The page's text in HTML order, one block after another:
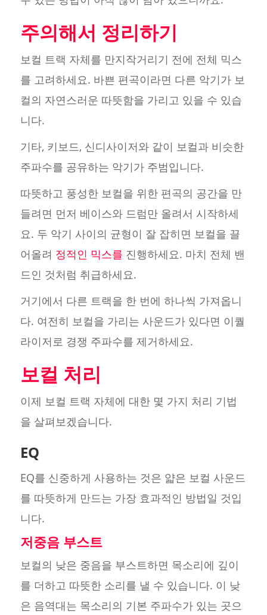
주의해서 정리하기
보컬 트랙 자체를 만지작거리기 전에 전체 믹스
를 고려하세요. 바쁜 편곡이라면 다른 악기가 보
컬의 자연스러운 따뜻함을 가리고 있을 수 있습
니다.
기타, 키보드, 신디사이저와 같이 보컬과 비슷한
주파수를 공유하는 악기가 주범입니다.
따뜻하고 풍성한 보컬을 위한 편곡의 공간을 만
들려면 먼저 베이스와 드럼만 올려서 시작하세
요. 두 악기 사이의 균형이 잘 잡히면 보컬을 끌
어올려 정적인 믹스를 진행하세요. 마치 전체 밴
드인 것처럼 취급하세요.
거기에서 다른 트랙을 한 번에 하나씩 가져옵니
다. 여전히 보컬을 가리는 사운드가 있다면 이퀄
라이저로 경쟁 주파수를 제거하세요.
보컬 처리
이제 보컬 트랙 자체에 대한 몇 가지 처리 기법
을 살펴보겠습니다.
EQ
EQ를 신중하게 사용하는 것은 얇은 보컬 사운드
를 따뜻하게 만드는 가장 효과적인 방법일 것입
니다.
저중음 부스트
보컬의 낮은 중음을 부스트하면 목소리에 깊이
를 더하고 따뜻한 소리를 낼 수 있습니다. 이 낮
은 음역대는 목소리의 기본 주파수가 있는 곳으